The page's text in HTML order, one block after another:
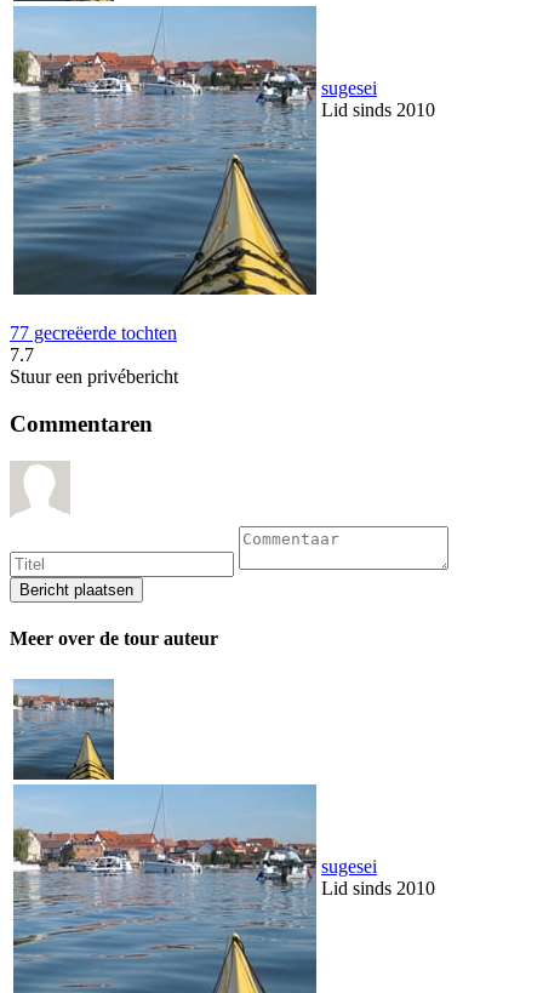
sugesei
Lid sinds 2010
77 gecreëerde tochten
7.7
Stuur een privébericht
Commentaren
Meer over de tour auteur
sugesei
Lid sinds 2010